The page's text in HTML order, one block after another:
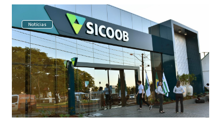
Notícias